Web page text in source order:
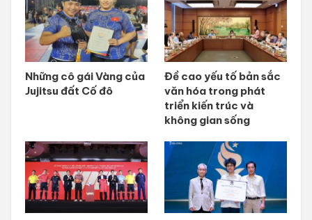
Những cô gái Vàng của
Jujitsu đất Cố đô
Đề cao yếu tố bản sắc
văn hóa trong phát
triển kiến trúc và
không gian sống